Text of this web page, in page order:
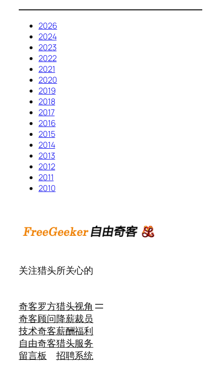
2026
2024
2023
2022
2021
2020
2019
2018
2017
2016
2015
2014
2013
2012
2011
2010
关注猎头所关心的
奇客罗方
奇客顾问
技术奇客
自由奇客
留言板
猎头视角
降薪裁员
薪酬福利
猎头服务
招聘系统